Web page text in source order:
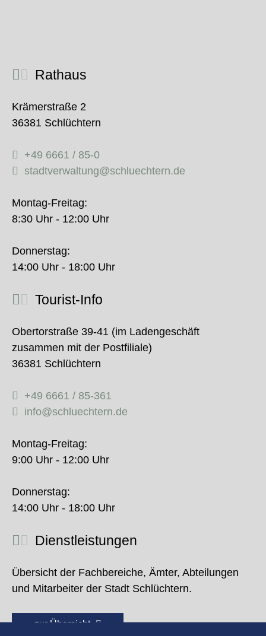
Rathaus
Krämerstraße 2
36381 Schlüchtern
+49 6661 / 85-0
stadtverwaltung@schluechtern.de
Montag-Freitag:
8:30 Uhr - 12:00 Uhr
Donnerstag:
14:00 Uhr - 18:00 Uhr
Tourist-Info
Obertorstraße 39-41 (im Ladengeschäft
zusammen mit der Postfiliale)
36381 Schlüchtern
+49 6661 / 85-361
info@schluechtern.de
Montag-Freitag:
9:00 Uhr - 12:00 Uhr
Donnerstag:
14:00 Uhr - 18:00 Uhr
Dienstleistungen
Übersicht der Fachbereiche, Ämter, Abteilungen
und Mitarbeiter der Stadt Schlüchtern.
zur Übersicht